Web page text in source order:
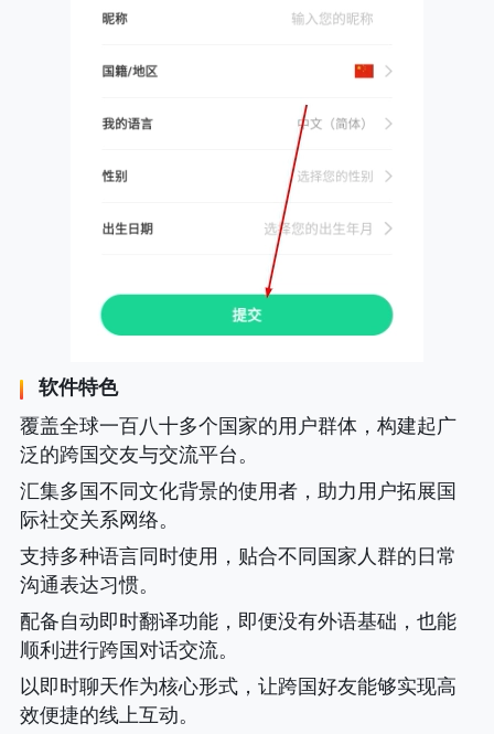
软件特色
覆盖全球一百八十多个国家的用户群体，构建起广
泛的跨国交友与交流平台。
汇集多国不同文化背景的使用者，助力用户拓展国
际社交关系网络。
支持多种语言同时使用，贴合不同国家人群的日常
沟通表达习惯。
配备自动即时翻译功能，即便没有外语基础，也能
顺利进行跨国对话交流。
以即时聊天作为核心形式，让跨国好友能够实现高
效便捷的线上互动。